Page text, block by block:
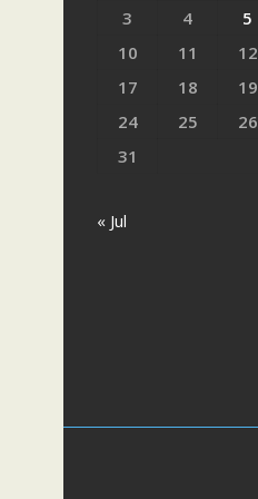
3
4 5
10
11 12
17
18 19
24
25 26
31
« Jul